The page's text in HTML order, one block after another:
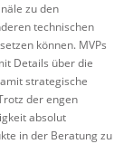
zu den
technischen
können. MVPs
Details über die
strategische
der engen
absolut
in der Beratung zu